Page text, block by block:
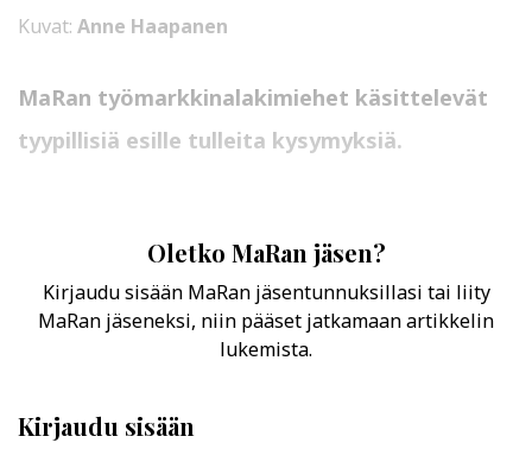
Kuvat: Anne Haapanen
MaRan työmarkkinalakimiehet käsittelevät
tyypillisiä esille tulleita kysymyksiä.
Oletko MaRan jäsen?
Kirjaudu sisään MaRan jäsentunnuksillasi tai liity
MaRan jäseneksi, niin pääset jatkamaan artikkelin
lukemista.
Kirjaudu sisään